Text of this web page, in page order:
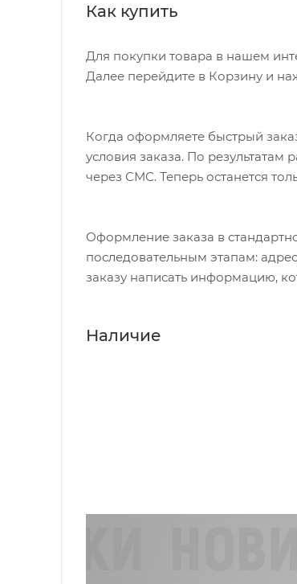
Как купить
Для покупки товара в нашем
Далее перейдите в Корзину и
Когда оформляете быстрый
условия заказа. По
через СМС. Теперь останется
Оформление заказа в
последовательным этапам:
заказу написать информацию,
Наличие